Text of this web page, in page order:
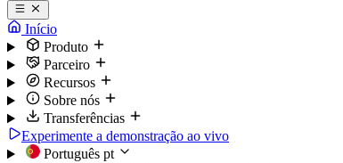
Início
Produto
Parceiro
Recursos
Sobre nós
Transferências
Experimente a demonstração ao vivo
Português pt